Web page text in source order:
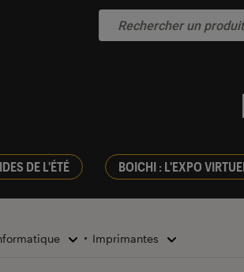
DE L'ÉTÉ BOICHI : L'EXPO
Imprimantes